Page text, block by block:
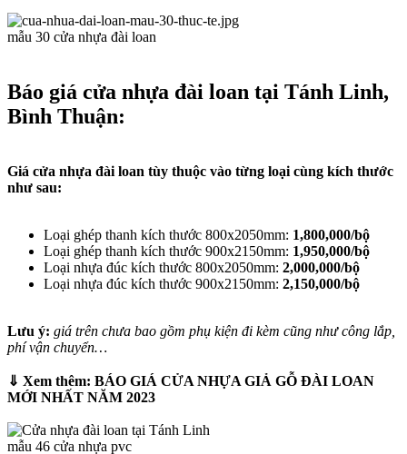
mẫu 30 cửa nhựa đài loan
Báo giá cửa nhựa đài loan tại Tánh Linh,
Bình Thuận:
Giá cửa nhựa đài loan tùy thuộc vào từng loại cùng kích thước
như sau:
Loại ghép thanh kích thước 800x2050mm: 1,800,000/bộ
Loại ghép thanh kích thước 900x2150mm: 1,950,000/bộ
Loại nhựa đúc kích thước 800x2050mm: 2,000,000/bộ
Loại nhựa đúc kích thước 900x2150mm: 2,150,000/bộ
Lưu ý: giá trên chưa bao gồm phụ kiện đi kèm cũng như công lắp,
phí vận chuyển…
⇓ Xem thêm: BÁO GIÁ CỬA NHỰA GIẢ GỖ ĐÀI LOAN
MỚI NHẤT NĂM 2023
mẫu 46 cửa nhựa pvc